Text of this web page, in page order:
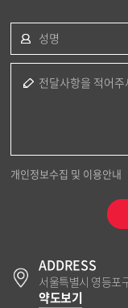
성명
전달사항을 적어주
개인정보수집 및 이용안
ADDRESS
서울특별시 영등포
약도보기